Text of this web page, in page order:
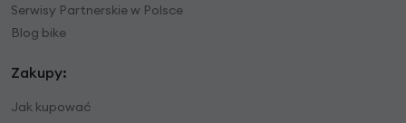
Serwisy Partnerskie w Polsce
Blog bike
Zakupy:
Jak kupować